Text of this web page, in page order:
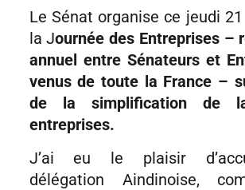
Le Sénat organise ce jeudi
la Journée des Entreprises –
annuel entre Sénateurs et
venus de toute la France –
de la simplification de
entreprises.
J’ai eu le plaisir
délégation Aindinoise,